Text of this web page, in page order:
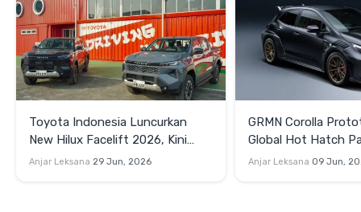
Toyota Indonesia Luncurkan
New Hilux Facelift 2026, Kini
Punya Versi EV
Anjar Leksana 29 Jun, 2026
GRMN Corolla
Global Hot Hatch
Garapan Gazoo
Anjar Leksana 09 Jun,